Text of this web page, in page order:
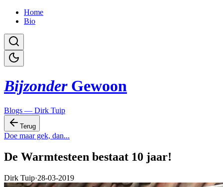
Home
Bio
Bijzonder Gewoon
Blogs — Dirk Tuip
Terug
Doe maar gek, dan...
De Warmtesteen bestaat 10 jaar!
Dirk Tuip·28-03-2019